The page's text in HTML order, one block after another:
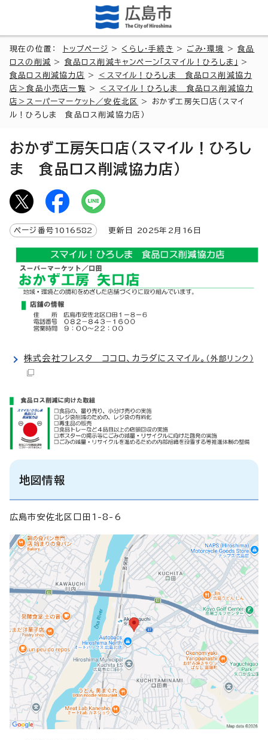
現在の位置： トップページ > くらし・手続き > ごみ・環境 >食品
ロスの削減 > 食品ロス削減キャンペーン「スマイル！ひろしま」
>
食品ロス削減協力店
>
＜スマイル！ひろしま 食品ロス削減協力
店＞食品小売店一覧
>
＜スマイル！ひろしま 食品ロス削減協力
店＞スーパーマーケット／安佐北区
> おかず工房矢口店（スマイ
ル！ひろしま 食品ロス削減協力店）
おかず工房矢口店（スマイル！ひろし
ま 食品ロス削減協力店）
ページ番号 1016582 更新日 2025年2月 16 日
株式会社フレスタ ココロ、カラダにスマイル。 （外部リンク）
地図情報
広島市安佐北区口田1-8-6